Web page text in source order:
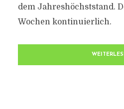
dem Jahreshöchststand.
Wochen kontinuierlich.